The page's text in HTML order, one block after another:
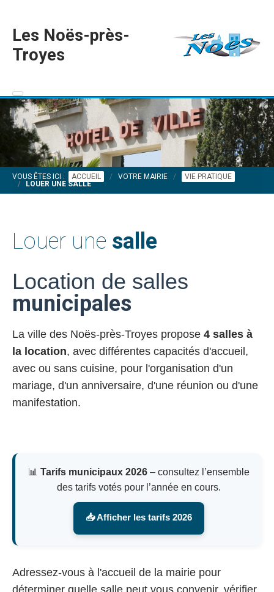
Les Noës-près-
Troyes
VOUS ÊTES ICI : ACCUEIL VOTRE MAIRIE
VIE PRATIQUE
LOUER UNE SALLE
Louer une salle
Location de salles
municipales
La ville des Noës-près-Troyes propose 4 salles à
la location, avec différentes capacités d'accueil,
avec ou sans cuisine, pour l'organisation d'un
mariage, d'un anniversaire, d'une réunion ou d'une
manifestation.
📊 Tarifs municipaux 2026– consultez l’ensemble
des tarifs votés pour l’année en cours.
📥 Afficher les tarifs 2026
Adressez-vous à l'accueil de la mairie pour
déterminer quelle salle peut vous convenir, vérifier